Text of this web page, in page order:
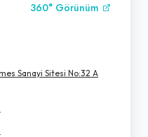
360° Görünüm
Sanayi Sitesi No:32 A